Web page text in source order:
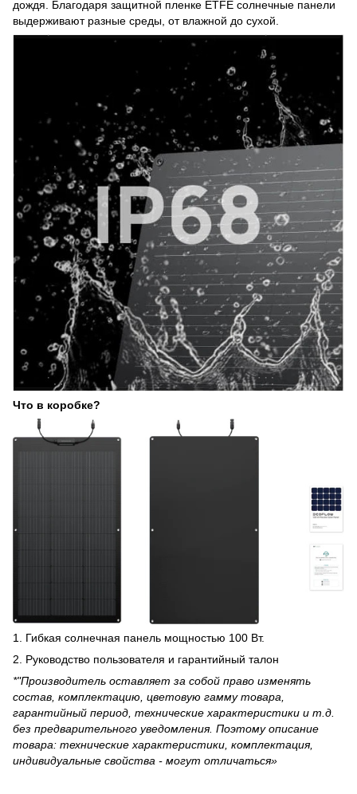
дождя. Благодаря защитной пленке ETFE солнечные панели
выдерживают разные среды, от влажной до сухой.
Что в коробке?
1. Гибкая солнечная панель мощностью 100 Вт.
2. Руководство пользователя и гарантийный талон
*"Производитель оставляет за собой право изменять
состав, комплектацию, цветовую гамму товара,
гарантийный период, технические характеристики и т.д.
без предварительного уведомления. Поэтому описание
товара: технические характеристики, комплектация,
индивидуальные свойства - могут отличаться»